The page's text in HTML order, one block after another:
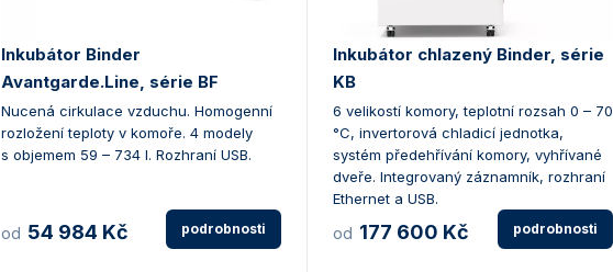
Inkubátor Binder
Avantgarde.Line, série BF
Nucená cirkulace vzduchu. Homogenní
rozložení teploty v komoře. 4 modely
s objemem 59 – 734 l. Rozhraní USB.
od 54 984 Kč podrobnosti
Inkubátor chlazený Binder, série
KB
6 velikostí komory, teplotní rozsah 0 – 70
°C, invertorová chladicí jednotka,
systém předehřívání komory, vyhřívané
dveře. Integrovaný záznamník, rozhraní
Ethernet a USB.
od 177 600 Kč podrobnosti